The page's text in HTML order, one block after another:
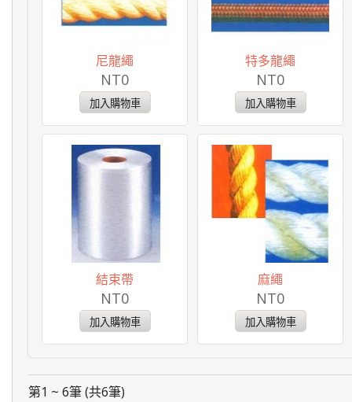
尼龍繩
NT0
特多龍繩
NT0
結束帶
NT0
麻繩
NT0
第1 ~ 6筆 (共6筆)